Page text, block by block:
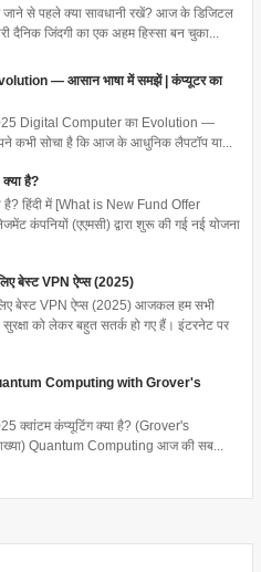
से पहले क्या सावधानी रखें? आज के डिजिटल
दैनिक जिंदगी का एक अहम हिस्सा बन चुका...
— आसान भाषा में समझें | कंप्यूटर का
Digital Computer का Evolution —
कभी सोचा है कि आज के आधुनिक लैपटॉप या...
है?
हिंदी में [What is New Fund Offer
कंपनियों (एएमसी) द्वारा शुरू की गई नई योजना
बेस्ट VPN ऐप्स (2025)
बेस्ट VPN ऐप्स (2025) आजकल हम सभी
को लेकर बहुत सतर्क हो गए हैं। इंटरनेट पर
Computing with Grover's
क्वांटम कंप्यूटिंग क्या है? (Grover's
Quantum Computing आज की सब...